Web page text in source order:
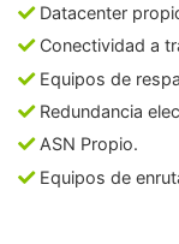
Datacenter
Conectividad a
Equipos de
Redundancia
ASN Propio.
Equipos de